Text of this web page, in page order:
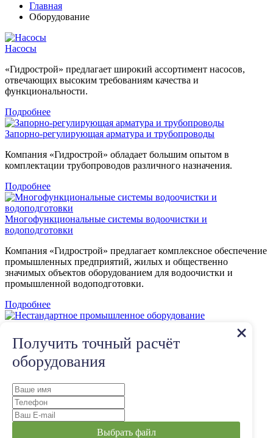
Главная
Оборудование
Насосы
«Гидрострой» предлагает широкий ассортимент насосов,
отвечающих высоким требованиям качества и
функциональности.
Подробнее
Запорно-регулирующая арматура и трубопроводы
Компания «Гидрострой» обладает большим опытом в
комплектации трубопроводов различного назначения.
Подробнее
Многофункциональные системы водоочистки и
водоподготовки
Компания «Гидрострой» предлагает комплексное обеспечение
промышленных предприятий, жилых и общественно
значимых объектов оборудованием для водоочистки и
промышленной водоподготовки.
Подробнее
«Гидрострой» — надёжный поставщик нестандартного
промышленного оборудования.
Получите консультацию инженера
«Гидрострой»
Получить точный расчёт
оборудования
Выбрать файл